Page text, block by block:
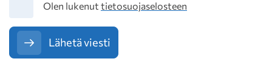
TietosuojaOlen lukenut tietosuojaselosteen
Lähetä viesti